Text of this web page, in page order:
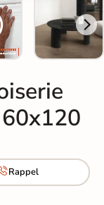
Rappel